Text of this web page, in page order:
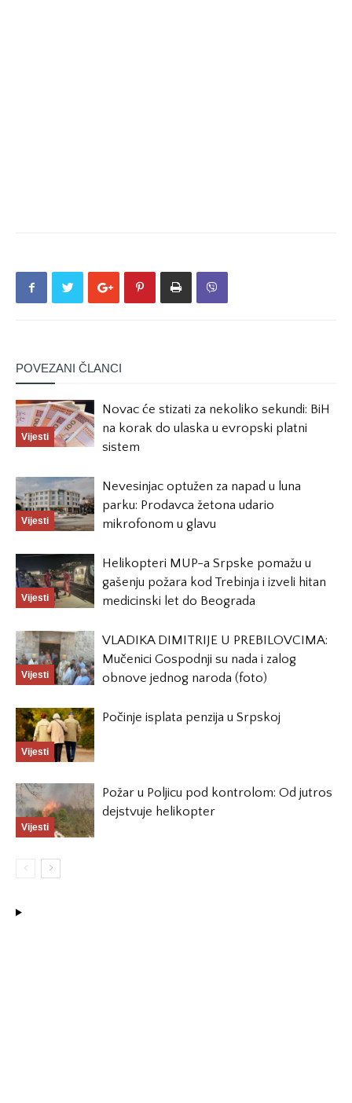
POVEZANI ČLANCI
Vijesti
Novac će stizati za nekoliko sekundi: BiH
na korak do ulaska u evropski platni
sistem
Vijesti
Nevesinjac optužen za napad u luna
parku: Prodavca žetona udario
mikrofonom u glavu
Vijesti
Helikopteri MUP-a Srpske pomažu u
gašenju požara kod Trebinja i izveli hitan
medicinski let do Beograda
Vijesti
VLADIKA DIMITRIJE U PREBILOVCIMA:
Mučenici Gospodnji su nada i zalog
obnove jednog naroda (foto)
Vijesti
Počinje isplata penzija u Srpskoj
Vijesti
Požar u Poljicu pod kontrolom: Od jutros
dejstvuje helikopter